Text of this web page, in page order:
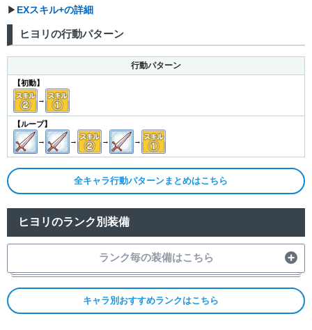
▶︎ EXスキル+の詳細
ヒヨリの行動パターン
行動パターン
【初動】
→
【ループ】
→ → → →
全キャラ行動パターンまとめはこちら
ヒヨリのランク別装備
ランク毎の装備はこちら
キャラ別おすすめランクはこちら